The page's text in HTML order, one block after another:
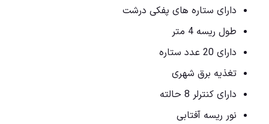
دارای ستاره های پفکی درشت
طول ریسه 4 متر
دارای 20 عدد ستاره
تغذیه برق شهری
دارای کنترلر 8 حالته
نور ریسه آفتابی